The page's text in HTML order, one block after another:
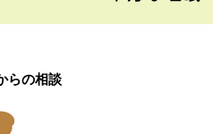
らの相談